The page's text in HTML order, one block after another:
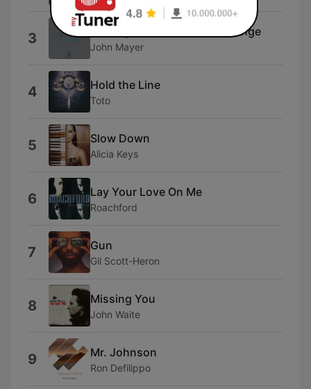
3 Waiting On the World to Change
John Mayer
4 Hold the Line
Toto
5 Slow Down
Alicia Keys
6 Lay Your Love On Me
Roachford
7 Gun
Gil Scott-Heron
8 Missing You
John Waite
9 Mr. Johnson
Ron Defilippo